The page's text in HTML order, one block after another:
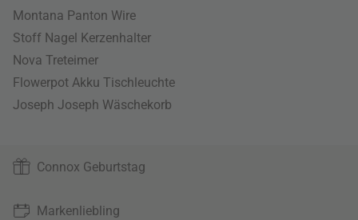
Montana Panton Wire
Stoff Nagel Kerzenhalter
Nova Treteimer
Flowerpot Akku Tischleuchte
Joseph Joseph Wäschekorb
Connox Geburtstag
Markenliebling